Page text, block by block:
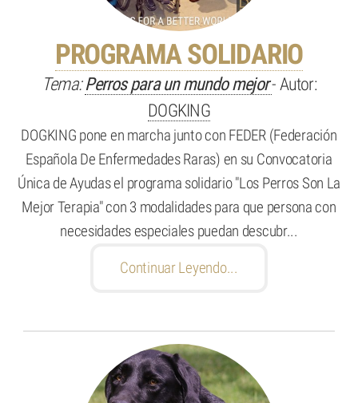
PROGRAMA SOLIDARIO
Tema:Perros para un mundo mejor- Autor:
DOGKING
DOGKING pone en marcha junto con FEDER (Federación
Española De Enfermedades Raras) en su Convocatoria
Única de Ayudas el programa solidario "Los Perros Son La
Mejor Terapia" con 3 modalidades para que persona con
necesidades especiales puedan descubr...
Continuar Leyendo...